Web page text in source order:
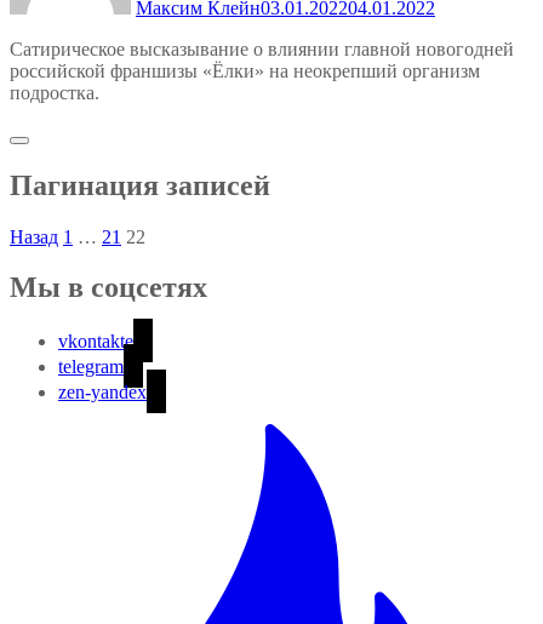
Максим Клейн03.01.202204.01.2022
Сатирическое высказывание о влиянии главной новогодней
российской франшизы «Ёлки» на неокрепший организм
подростка.
Пагинация записей
Назад 1 … 21 22
Мы в соцсетях
vkontakte
telegram
zen-yandex